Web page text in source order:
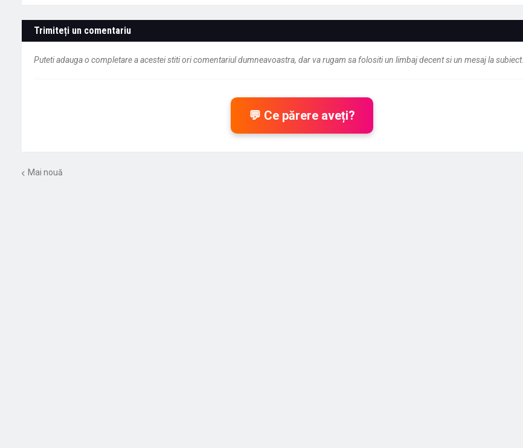
Trimiteți un comentariu
Puteti adauga o completare a acestei stiti ori comentariul dumneavoastra, dar va rugam sa folositi un limbaj decent si un mesaj la subiect.
💬 Ce părere aveți?
Mai nouă